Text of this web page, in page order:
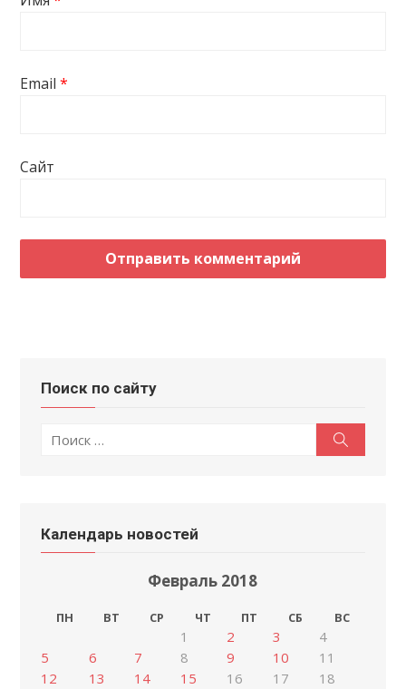
Email*
Сайт
Поиск по сайту
по:
Календарь новостей
Февраль 2018
ПН ВТ СР ЧТ ПТ СБ ВС
1 2 3
4
5
6 7 8 9 10
11
12
13 14 15 16 17
18